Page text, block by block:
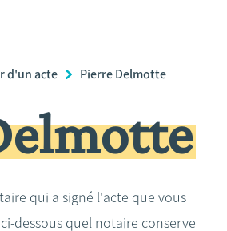
d'un acte Pierre Delmotte
qui a signé l'acte que vous
dessous quel notaire conserve